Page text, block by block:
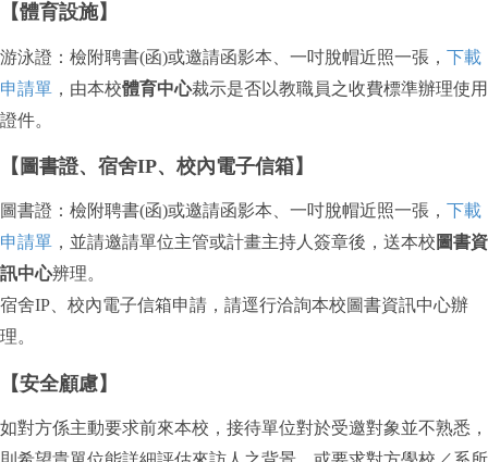
【體育設施】
游泳證：檢附聘書(函)或邀請函影本、一吋脫帽近照一張， 下載
申請單 ，由本校體育中心裁示是否以教職員之收費標準辦理使用
證件。
【圖書證、宿舍IP、 校內電子信箱】
圖書證：檢附聘書(函)或邀請函影本、一吋脫帽近照一張， 下載
申請單 ，並請邀請單位主管或計畫主持人簽章後，送本校 圖書資
訊中心辨理。
宿舍IP、校內電子信箱申請，請逕行洽詢本校圖書資訊中心辦
理。
【安全顧慮】
如對方係主動要求前來本校，接待單位對於受邀對象並不熟悉，